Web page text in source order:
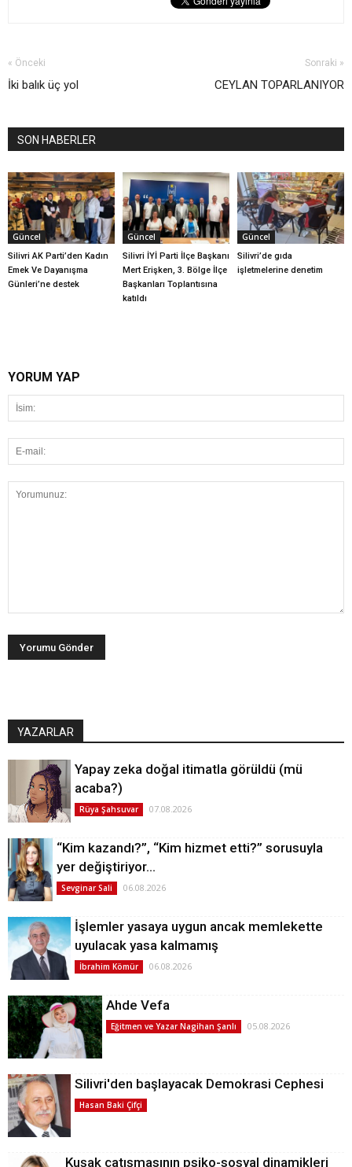
« Önceki
İki balık üç yol
Sonraki »
CEYLAN TOPARLANIYOR
SON HABERLER
Güncel
Silivri AK Parti’den Kadın
Emek Ve Dayanışma
Günleri’ne destek
Güncel
Silivri İYİ Parti İlçe Başkanı
Mert Erişken, 3. Bölge İlçe
Başkanları Toplantısına
katıldı
Güncel
Silivri’de gıda
işletmelerine denetim
YORUM YAP
YAZARLAR
Yapay zeka doğal itimatla görüldü (mü
acaba?)
Rüya Şahsuvar 07.08.2026
“Kim kazandı?”, “Kim hizmet etti?” sorusuyla
yer değiştiriyor…
Sevginar Sali 06.08.2026
İşlemler yasaya uygun ancak memlekette
uyulacak yasa kalmamış
İbrahim Kömür 06.08.2026
Ahde Vefa
Eğitmen ve Yazar Nagihan Şanlı 05.08.2026
Silivri'den başlayacak Demokrasi Cephesi
Hasan Baki Çifçi
Kuşak çatışmasının psiko-sosyal dinamikleri